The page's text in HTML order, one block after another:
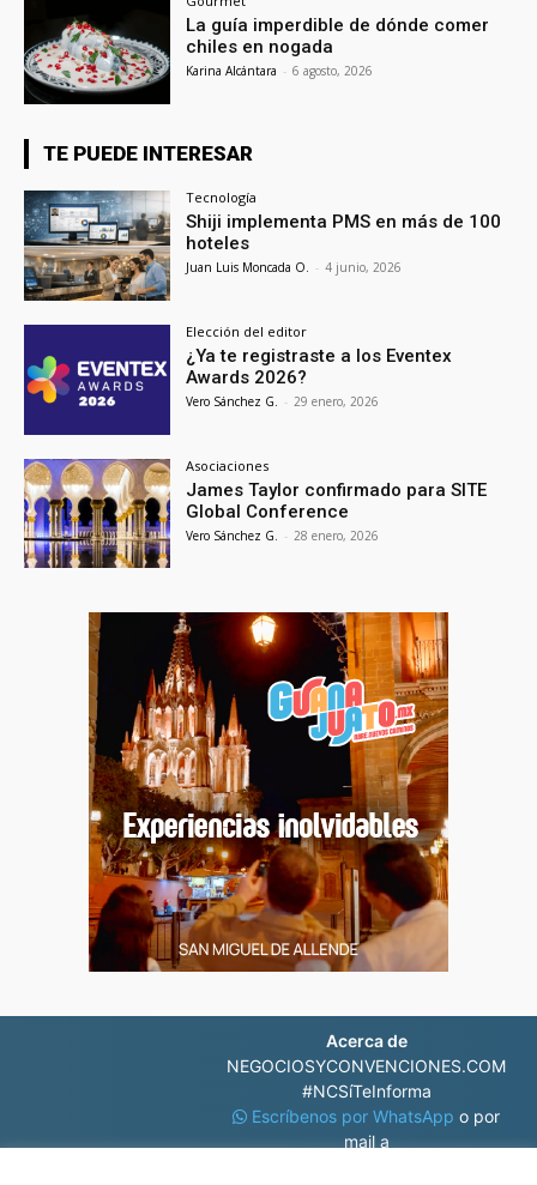
La guía imperdible de dónde comer
chiles en nogada
Karina Alcántara - 6 agosto, 2026
TE PUEDE INTERESAR
Tecnología
Shiji implementa PMS en más de 100
hoteles
Juan Luis Moncada O. - 4 junio, 2026
Elección del editor
¿Ya te registraste a los Eventex
Awards 2026?
Vero Sánchez G. - 29 enero, 2026
Asociaciones
James Taylor confirmado para SITE
Global Conference
Vero Sánchez G. - 28 enero, 2026
Acerca de
NEGOCIOSYCONVENCIONES.COM
#NCSíTeInforma
Escríbenos por WhatsAppo por
mail a